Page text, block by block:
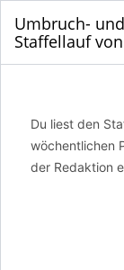
Umbruch-
Staffellauf